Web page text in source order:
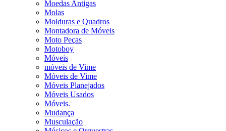
Moedas Antigas
Molas
Molduras e Quadros
Montadora de Móveis
Moto Peças
Motoboy
Móveis
móveis de Vime
Móveis de Vime
Móveis Planejados
Móveis Usados
Móveis.
Mudança
Musculação